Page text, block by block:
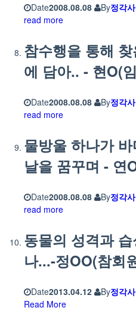
Date2008.08.08 By정각사
read more
참수행을 통해
에 담아.. - 현O(
Date2008.08.08 By정각사
read more
물방울 하나가
날을 꿈꾸며 - 연
Date2008.08.08 By정각사
read more
동물의 성격과
나...-정OO(참회
Date2013.04.12 By정각사
Read More